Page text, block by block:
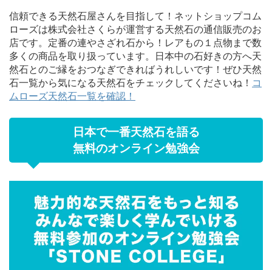
信頼できる天然石屋さんを目指して！ネットショップコム
ローズは株式会社さくらが運営する天然石の通信販売のお
店です。定番の連やさざれ石から！レアもの１点物まで数
多くの商品を取り扱っています。日本中の石好きの方へ天
然石とのご縁をおつなぎできればうれしいです！ぜひ天然
石一覧から気になる天然石をチェックしてくださいね！ コ
ムローズ天然石一覧を確認！
日本で一番天然石を語る
無料のオンライン勉強会